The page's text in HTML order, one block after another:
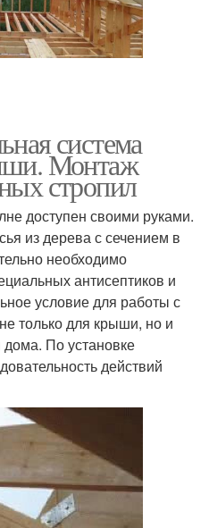
система
Монтаж
стропил
доступен своими руками.
из дерева с сечением в
необходимо
антисептиков и
условие для работы с
только для крыши, но и
дома. По установке
действий